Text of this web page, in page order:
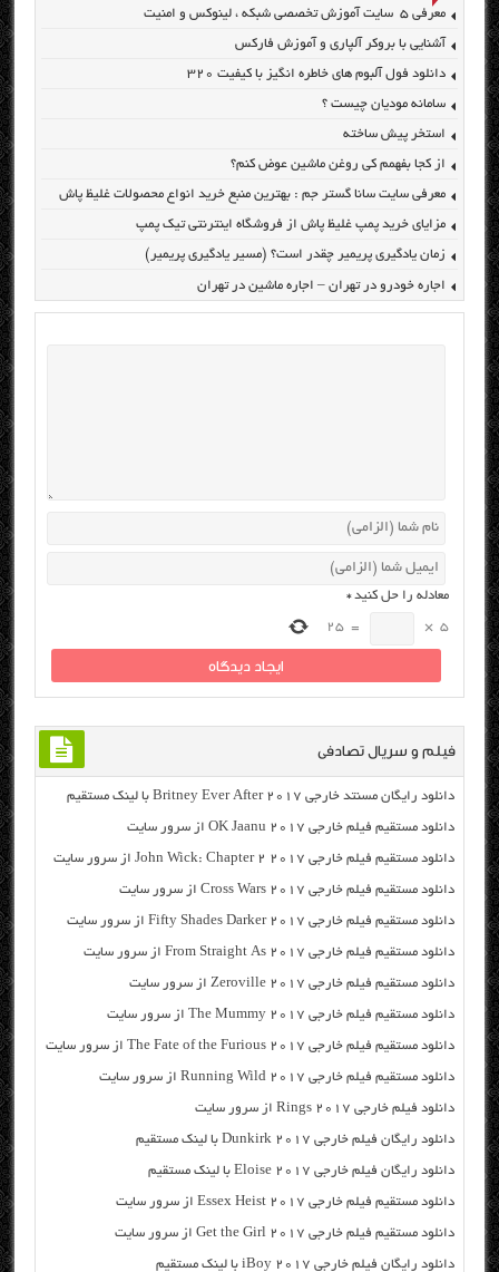
معرفی ۵ سایت آموزش تخصصی شبکه ، لینوکس و امنیت
آشنایی با بروکر آلپاری و آموزش فارکس
دانلود فول آلبوم های خاطره انگیز با کیفیت ۳۲۰
سامانه مودیان چیست ؟
استخر پیش ساخته
از کجا بفهمم کی روغن ماشین عوض کنم؟
معرفی سایت سانا گستر جم : بهترین منبع خرید انواع محصولات غلیظ پاش
مزایای خرید پمپ غلیظ پاش از فروشگاه اینترنتی تیک پمپ
زمان یادگیری پریمیر چقدر است؟ (مسیر یادگیری پریمیر)
اجاره خودرو در تهران – اجاره ماشین در تهران
معادله را حل کنید*
5
×
=
25
فیلم و سریال تصادفی
دانلود رایگان مسنتد خارجی Britney Ever After 2017 با لینک مستقیم
دانلود مستقیم فیلم خارجی OK Jaanu 2017 از سرور سایت
دانلود مستقیم فیلم خارجی John Wick: Chapter 2 2017 از سرور سایت
دانلود مستقیم فیلم خارجی Cross Wars 2017 از سرور سایت
دانلود مستقیم فیلم خارجی Fifty Shades Darker 2017 از سرور سایت
دانلود مستقیم فیلم خارجی From Straight As 2017 از سرور سایت
دانلود مستقیم فیلم خارجی Zeroville 2017 از سرور سایت
دانلود مستقیم فیلم خارجی The Mummy 2017 از سرور سایت
دانلود مستقیم فیلم خارجی The Fate of the Furious 2017 از سرور سایت
دانلود مستقیم فیلم خارجی Running Wild 2017 از سرور سایت
دانلود فیلم خارجی Rings 2017 از سرور سایت
دانلود رایگان فیلم خارجی Dunkirk 2017 با لینک مستقیم
دانلود رایگان فیلم خارجی Eloise 2017 با لینک مستقیم
دانلود مستقیم فیلم خارجی Essex Heist 2017 از سرور سایت
دانلود مستقیم فیلم خارجی Get the Girl 2017 از سرور سایت
دانلود رایگان فیلم خارجی iBoy 2017 با لینک مستقیم